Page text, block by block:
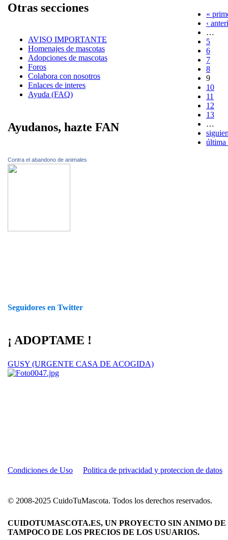
Otras secciones
AVISO IMPORTANTE
Homenajes de mascotas
Adopciones de mascotas
Foros
Colabora con nosotros
Enlaces de interes
Ayuda (FAQ)
Ayudanos, hazte FAN
Contra el abandono de animales
Seguidores en Twitter
¡ ADOPTAME !
GUSY (URGENTE CASA DE ACOGIDA)
«
‹
…
5
6
7
8
9
10
11
12
13
…
última
Condiciones de Uso Politica de privacidad y proteccion de datos
© 2008-2025 CuidoTuMascota. Todos los derechos reservados.
CUIDOTUMASCOTA.ES, UN PROYECTO SIN ANIMO
TAMPOCO DE LOS PRECIOS DE LOS USUARIOS.